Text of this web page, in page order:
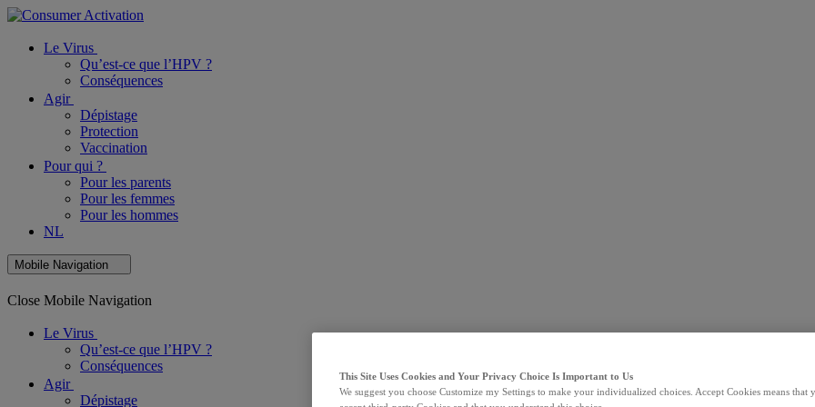
Le Virus
Qu’est-ce que l’HPV ?
Conséquences
Agir
Dépistage
Protection
Vaccination
Pour qui ?
Pour les parents
Pour les femmes
Pour les hommes
NL
Mobile Navigation
Close Mobile Navigation
Le Virus
Qu’est-ce que l’HPV ?
Conséquences
Agir
Dépistage
This Site Uses Cookies and Your Privacy Choice Is Important to Us
We suggest you choose Customize my Settings to make your individualized choices. Accept Cookies means that